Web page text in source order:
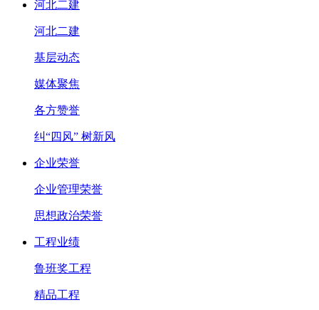
河北二建
河北二建
基层动态
媒体聚焦
各方赞誉
纠“四风” 树新风
企业荣誉
企业管理荣誉
思想政治荣誉
工程业绩
鲁班奖工程
精品工程